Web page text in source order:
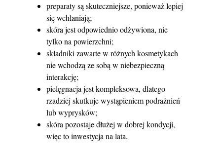
preparaty są skuteczniejsze, ponieważ lepiej
się wchłaniają;
skóra jest odpowiednio odżywiona, nie
tylko na powierzchni;
składniki zawarte w różnych kosmetykach
nie wchodzą ze sobą w niebezpieczną
interakcję;
pielęgnacja jest kompleksowa, dlatego
rzadziej skutkuje wystąpieniem podrażnień
lub wyprysków;
skóra pozostaje dłużej w dobrej kondycji,
więc to inwestycja na lata.